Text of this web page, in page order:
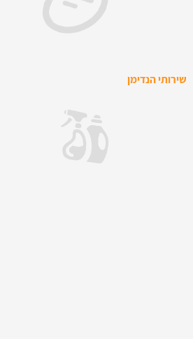
שירותי הנדימן